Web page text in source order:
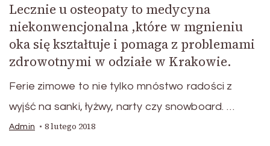
Lecznie u osteopaty to medycyna
niekonwencjonalna ,które w mgnieniu
oka się kształtuje i pomaga z problemami
zdrowotnymi w odziałe w Krakowie.
Ferie zimowe to nie tylko mnóstwo radości z
wyjść na sanki, łyżwy, narty czy snowboard. …
Admin 8 lutego 2018